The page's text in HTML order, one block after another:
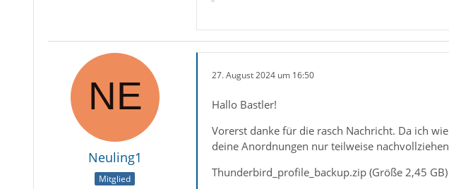
Neuling1
Mitglied
27. August 2024 um 16:50
Hallo Bastler!
Vorerst danke für die rasch Nachricht. Da ich
deine Anordnungen nur teilweise
Thunderbird_profile_backup.zip (Größe 2,45 GB)